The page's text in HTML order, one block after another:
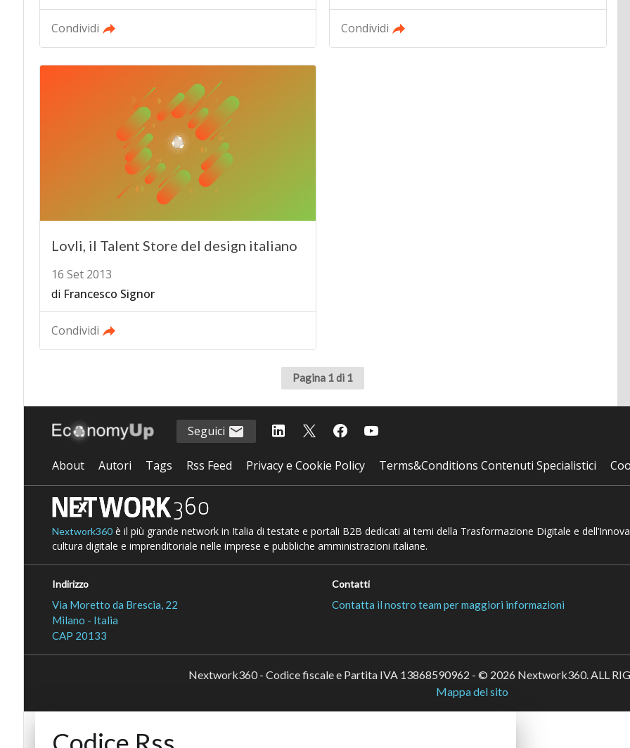
Condividi Condividi
Lovli, il Talent Store del design italiano
16 Set 2013
di Francesco Signor
Condividi
Pagina 1 di 1
Seguici
About Autori Tags Rss Feed Privacy e Cookie Policy Terms&Conditions Contenuti Specialistici
Nextwork360è il più grande network in Italia di testate e portali B2B dedicati ai temi della Trasformazione Digitale e
cultura digitale e imprenditoriale nelle imprese e pubbliche amministrazioni italiane.
Indirizzo
Via Moretto da Brescia, 22
Milano - Italia
CAP 20133
Contatti
Contatta il nostro team per maggiori informazioni
Nextwork360 - Codice fiscale e Partita IVA 13868590962 - © 2026 Nextwork360. ALL
Mappa del sito